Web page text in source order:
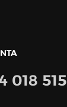
018 515